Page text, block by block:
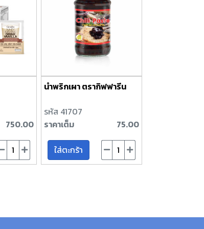
750.00
น้ำพริกเผา ตรากิฟฟารีน
รหัส 41707
ราคาเต็ม
75.00
ใส่ตะกร้า